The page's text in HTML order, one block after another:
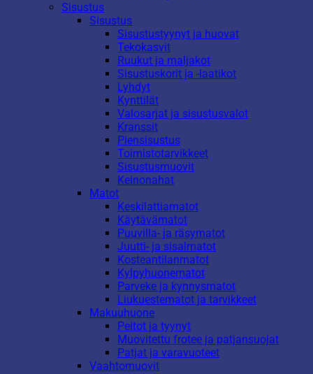
Sisustus
Sisustus
Sisustustyynyt ja huovat
Tekokasvit
Ruukut ja maljakot
Sisustuskorit ja -laatikot
Lyhdyt
Kynttilät
Valosarjat ja sisustusvalot
Kranssit
Piensisustus
Toimistotarvikkeet
Sisustusmuovit
Keinonahat
Matot
Keskilattiamatot
Käytävämatot
Puuvilla- ja räsymatot
Juutti- ja sisalmatot
Kosteantilanmatot
Kylpyhuonematot
Parveke ja kynnysmatot
Liukuestematot ja tarvikkeet
Makuuhuone
Peitot ja tyynyt
Muovitettu frotee ja patjansuojat
Patjat ja varavuoteet
Vaahtomuovit